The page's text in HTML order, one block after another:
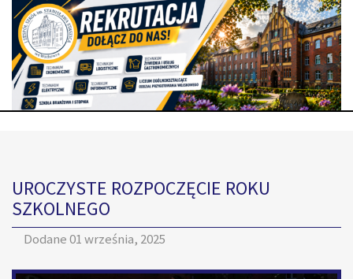
UROCZYSTE ROZPOCZĘCIE ROKU
SZKOLNEGO
Dodane01 września, 2025